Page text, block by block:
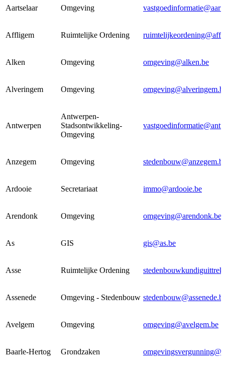
Aartselaar Omgeving
Affligem Ruimtelijke Ordening
Alken Omgeving omgeving@alken.be
Alveringem Omgeving
Antwerpen
Antwerpen-
Stadsontwikkeling-
Omgeving
Anzegem Omgeving
Ardooie Secretariaat immo@ardooie.be
Arendonk Omgeving omgeving@arendonk.be
As GIS gis@as.be
Asse Ruimtelijke Ordening
Assenede Omgeving - Stedenbouw
Avelgem Omgeving omgeving@avelgem.be
Baarle-Hertog Grondzaken